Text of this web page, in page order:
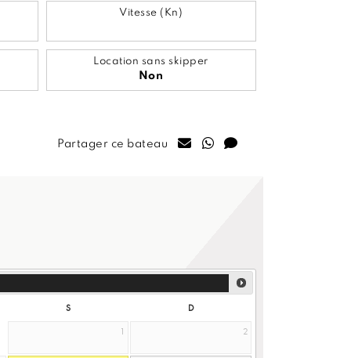
Vitesse (Kn)
Location sans skipper
Non
Partager ce bateau
S
D
1
2